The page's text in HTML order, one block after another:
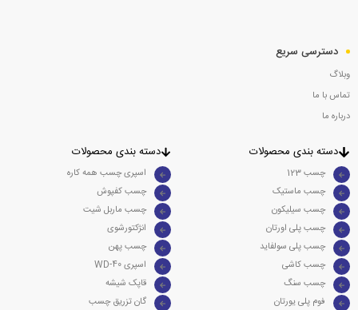
دسترسی سریع
وبلاگ
تماس با ما
درباره ما
دسته بندی محصولات
چسب 123
چسب ماستیک
چسب سیلیکون
چسب پلی اورتان
چسب پلی سولفاید
چسب کاشی
چسب سنگ
فوم پلی یورتان
دسته بندی محصولات
اسپری چسب همه کاره
چسب کفپوش
چسب ماربل شیت
انژکتورشوی
چسب پهن
WD-40 اسپری
قاپک شیشه
گان تزریق چسب